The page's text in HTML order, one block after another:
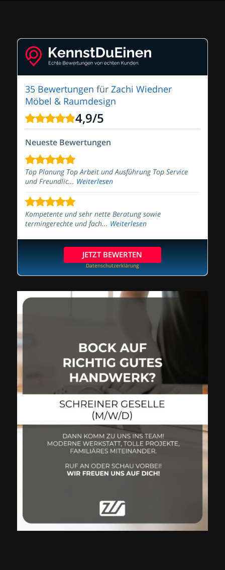
35 Bewertungen für Zachi Wiedner
Möbel & Raumdesign
4,9/5
Neueste Bewertungen
Top Planung Top Arbeit und Ausführung Top Service
und Freundlic... Weiterlesen
Kompetente und sehr nette Beratung sowie
termingerechte und fach... Weiterlesen
JETZT BEWERTEN
Datenschutzerklärung